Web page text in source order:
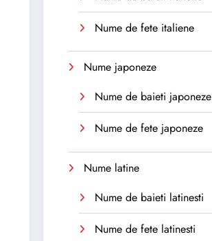
Nume de fete italiene
Nume japoneze
Nume de baieti japoneze
Nume de fete japoneze
Nume latine
Nume de baieti latinesti
Nume de fete latinesti